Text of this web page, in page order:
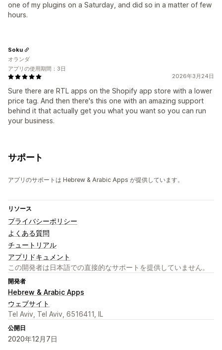
one of my plugins on a Saturday, and did so in a matter of few
hours.
2026年3月24日
Sure there are RTL apps on the Shopify app store with a lower
price tag. And then there's this one with an amazing support
behind it that actually get you what you want so you can run
your business.
Soku
オランダ
アプリの使用期間：3日
サポート
アプリのサポートは Hebrew & Arabic Apps が提供しています。
リソース
プライバシーポリシー
よくある質問
チュートリアル
アプリドキュメント
この開発者は日本語での直接的なサポートを提供していません。
開発者
Hebrew & Arabic Apps
ウェブサイト
Tel Aviv, Tel Aviv, 6516411, IL
公開日
2020年12月7日